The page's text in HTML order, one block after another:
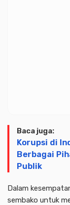
Baca juga:
Korupsi di
Berbagai
Publik
Dalam
sembako untuk